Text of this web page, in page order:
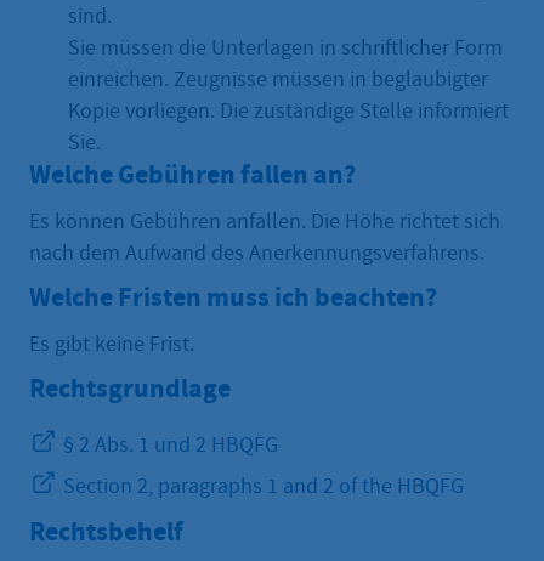
sind.
Sie müssen die Unterlagen in schriftlicher Form
einreichen. Zeugnisse müssen in beglaubigter
Kopie vorliegen. Die zuständige Stelle informiert
Sie.
Welche Gebühren fallen an?
Es können Gebühren anfallen. Die Höhe richtet sich
nach dem Aufwand des Anerkennungsverfahrens.
Welche Fristen muss ich beachten?
Es gibt keine Frist.
Rechtsgrundlage
§ 2 Abs. 1 und 2 HBQFG
Section 2, paragraphs 1 and 2 of the HBQFG
Rechtsbehelf